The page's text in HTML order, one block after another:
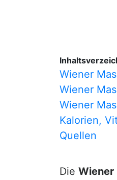
Wiener
Wiener
Wiener
Kalorien,
Quellen
Die Wiener